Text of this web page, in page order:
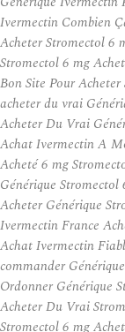
Ivermectin Combien
Acheter Stromectol 6
Stromectol 6 mg
Bon Site Pour
acheter du vrai
Acheter Du Vrai
Achat Ivermectin A
Acheté 6 mg
Générique
Acheter Générique
Ivermectin France
Achat Ivermectin
commander
Ordonner Générique
Acheter Du Vrai
Stromectol 6 mg